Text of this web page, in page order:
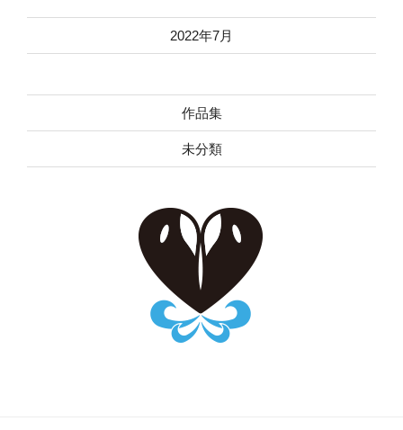
2022年7月
作品集
未分類